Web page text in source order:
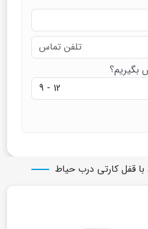
بگیریم؟
قفل کارتی درب حیاط